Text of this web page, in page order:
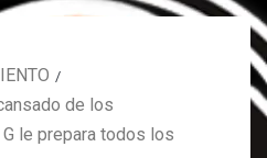
de los
le prepara todos los